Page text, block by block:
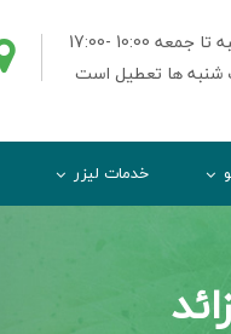
جمعه 10:00 -17:00
ها تعطیل است
خدمات لیزر